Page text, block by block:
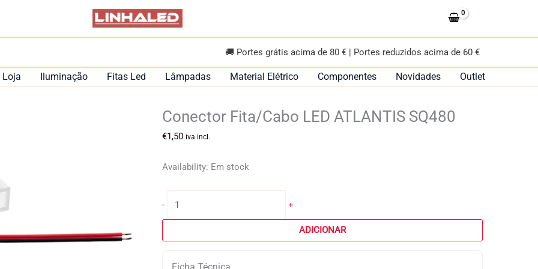
🚚 Portes grátis acima de 80 € | Portes reduzidos acima de 60 €
Loja Iluminação Fitas Led Lâmpadas Material Elétrico Componentes Novidades Outlet
Conector Fita/Cabo LED ATLANTIS SQ480
€1,50 iva incl.
Availability: Em stock
-
Fita/Cabo
+
ADICIONAR